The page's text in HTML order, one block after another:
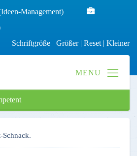
Management)
Schriftgröße Größer| Reset | Kleiner
Schnack.